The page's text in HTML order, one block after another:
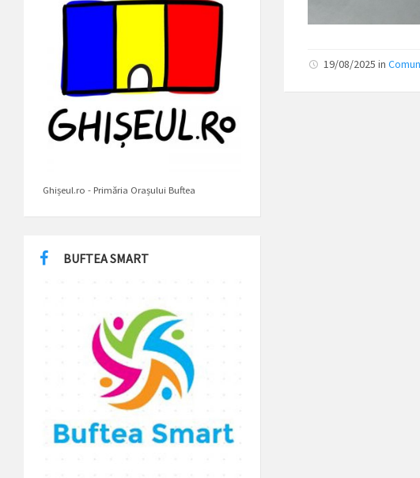
19/08/2025 in
Ghișeul.ro - Primăria Orașului Buftea
BUFTEA SMART